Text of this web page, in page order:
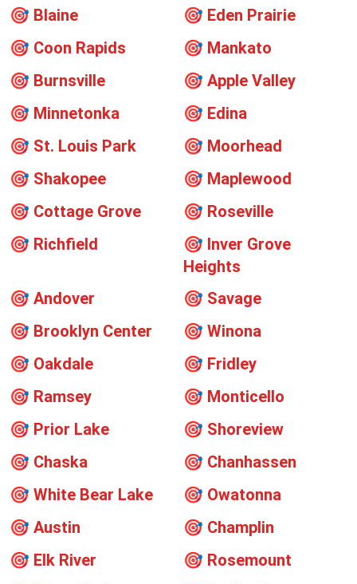
🎯 Blaine 🎯 Eden Prairie
🎯 Coon Rapids 🎯 Mankato
🎯 Burnsville 🎯 Apple Valley
🎯 Minnetonka 🎯 Edina
🎯 St. Louis Park 🎯 Moorhead
🎯 Shakopee 🎯 Maplewood
🎯 Cottage Grove 🎯 Roseville
🎯 Richfield 🎯 Inver Grove
Heights
🎯 Andover 🎯 Savage
🎯 Brooklyn Center 🎯 Winona
🎯 Oakdale 🎯 Fridley
🎯 Ramsey 🎯 Monticello
🎯 Prior Lake 🎯 Shoreview
🎯 Chaska 🎯 Chanhassen
🎯 White Bear Lake 🎯 Owatonna
🎯 Austin 🎯 Champlin
🎯 Elk River 🎯 Rosemount